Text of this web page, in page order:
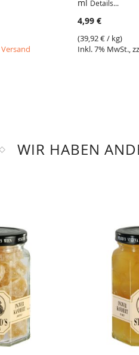
Versand
VERGLEICH
ml Details...
4,99 €
(39,92 €/ kg)
Inkl. 7% MwSt.,
WIR HABEN